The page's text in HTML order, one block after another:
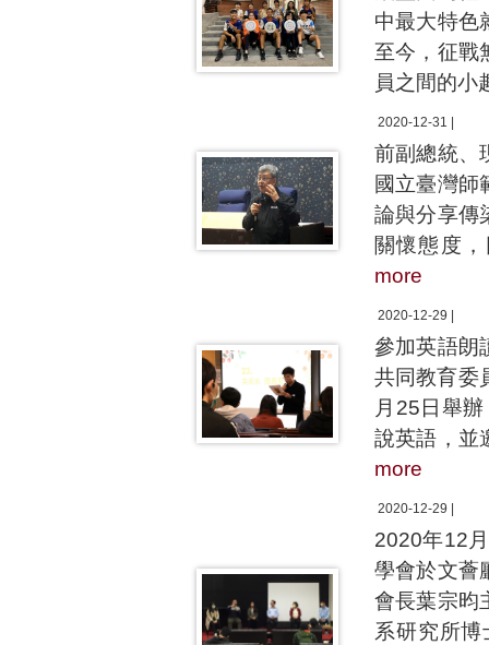
中最大特色
至今，征戰
員之間的小
2020-12-31 |
前副總統、
國立臺灣師
論與分享傳
關懷態度
more
2020-12-29 |
參加英語朗
共同教育委
月25日舉
說英語，並
more
2020-12-29 |
2020年12
學會於文薈
會長葉宗昀
系研究所